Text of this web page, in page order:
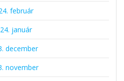
február
január
december
november